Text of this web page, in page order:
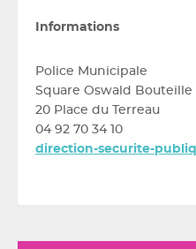
Informations
Police Municipale
Square Oswald Bouteille
20 Place du Terreau
04 92 70 34 10
direction-securite-